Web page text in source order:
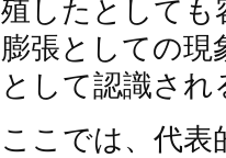
殖したとしても
膨張としての現
として認識さ
ここでは、代表